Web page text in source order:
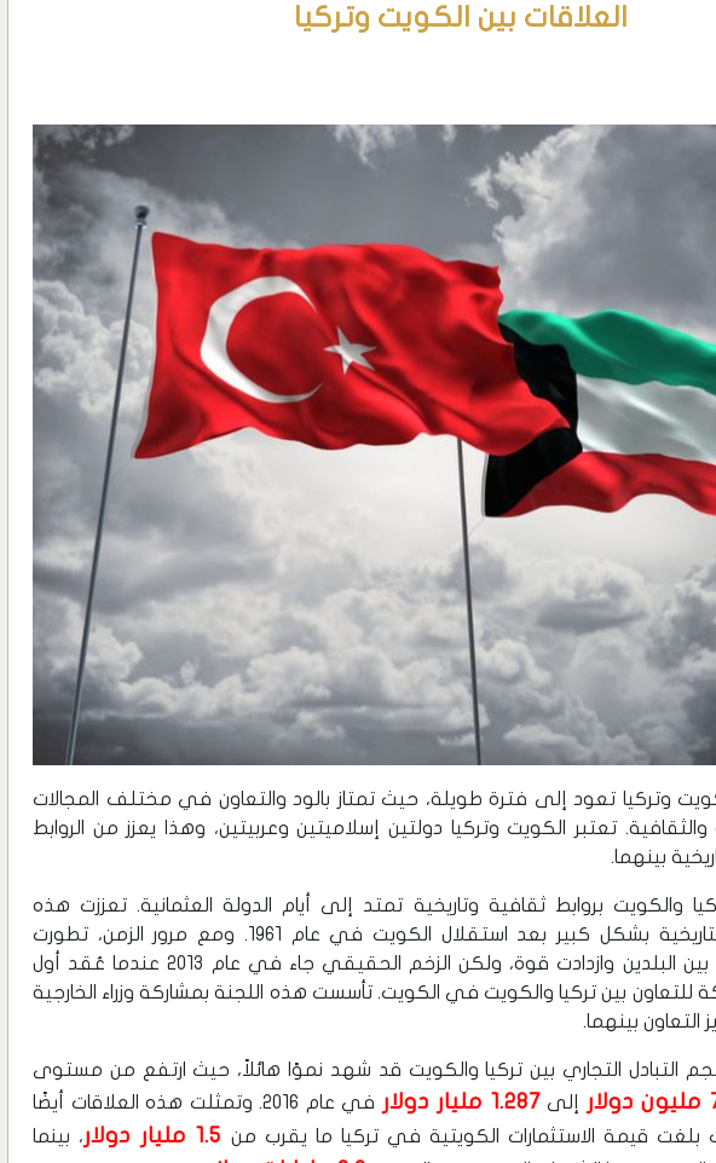
العلاقات بين الكويت وتركيا
وتركيا تعود إلى فترة طويلة، حيث تمتاز بالود والتعاون في مختلف المجالات
والثقافية. تعتبر الكويت وتركيا دولتين إسلاميتين وعربيتين، وهذا يعزز من الروابط
بينهما.
والكويت بروابط ثقافية وتاريخية تمتد إلى أيام الدولة العثمانية. تعززت هذه
العلاقات الثقافية والتاريخية بشكل كبير بعد استقلال الكويت في عام 1961. ومع مرور الزمن، تطورت
العلاقات الدبلوماسية بين البلدين وازدادت قوة، ولكن الزخم الحقيقي جاء في عام 2013 عندما عُقد أول
للتعاون بين تركيا والكويت في الكويت. تأسست هذه اللجنة بمشاركة وزراء الخارجية
التعاون بينهما.
التبادل التجاري بين تركيا والكويت قد شهد نموًا هائلاً، حيث ارتفع من مستوى
إلى 1.287 مليار دولار
في عام 2016. وتمثلت هذه العلاقات أيضًا
بلغت قيمة الاستثمارات الكويتية في تركيا ما يقرب من
، بينما